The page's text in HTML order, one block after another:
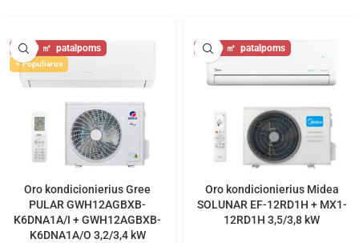
40
Populiarus
Oro kondicionierius Gree
PULAR GWH12AGBXB-
K6DNA1A/I + GWH12AGBXB-
K6DNA1A/O 3,2/3,4 kW
40
Oro kondicionierius Midea
SOLUNAR EF-12RD1H + MX1-
12RD1H 3,5/3,8 kW